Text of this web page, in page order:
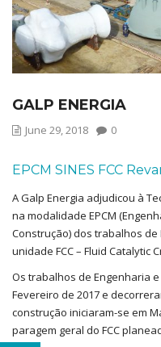
GALP ENERGIA
June 29, 2018 0
EPCM SINES FCC
A Galp Energia adjudicou à
na modalidade EPCM
Construção) dos trabalhos de
unidade FCC – Fluid Catalytic
Os trabalhos de Engenharia
Fevereiro de 2017 e
construção iniciaram-se em
paragem geral do FCC